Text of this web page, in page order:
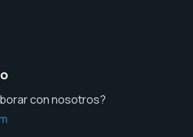
con nosotros?